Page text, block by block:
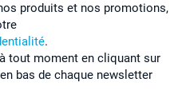
produits et nos promotions,
.
tout moment en cliquant sur
bas de chaque newsletter